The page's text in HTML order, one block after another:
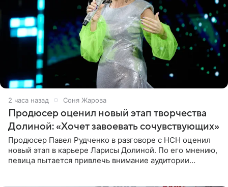
2 часа назад Соня Жарова
Продюсер оценил новый этап творчества
Долиной: «Хочет завоевать сочувствующих»
Продюсер Павел Рудченко в разговоре с НСН оценил
новый этап в карьере Ларисы Долиной. По его мнению,
певица пытается привлечь внимание аудитории